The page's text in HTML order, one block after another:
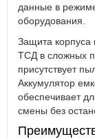
данные в
оборудования.
Защита корпуса
ТСД в сложных
присутствует
Аккумулятор
обеспечивает
смены без